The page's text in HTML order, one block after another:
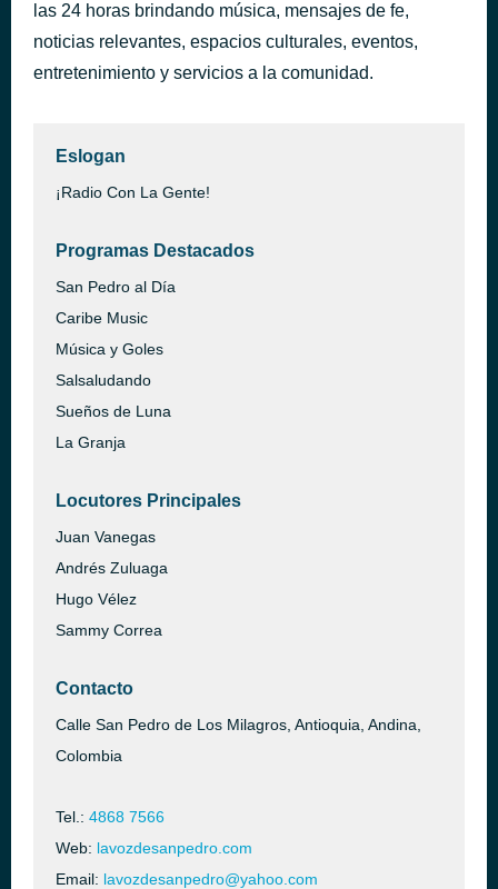
las 24 horas brindando música, mensajes de fe,
noticias relevantes, espacios culturales, eventos,
entretenimiento y servicios a la comunidad.
Eslogan
¡Radio Con La Gente!
Programas Destacados
San Pedro al Día
Caribe Music
Música y Goles
Salsaludando
Sueños de Luna
La Granja
Locutores Principales
Juan Vanegas
Andrés Zuluaga
Hugo Vélez
Sammy Correa
Contacto
Calle San Pedro de Los Milagros, Antioquia, Andina,
Colombia
Tel.: 4868 7566
Web: lavozdesanpedro.com
Email: lavozdesanpedro@yahoo.com